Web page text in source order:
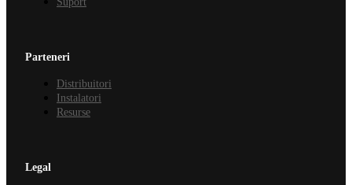
Parteneri
Distribuitori
Instalatori
Resurse
Legal